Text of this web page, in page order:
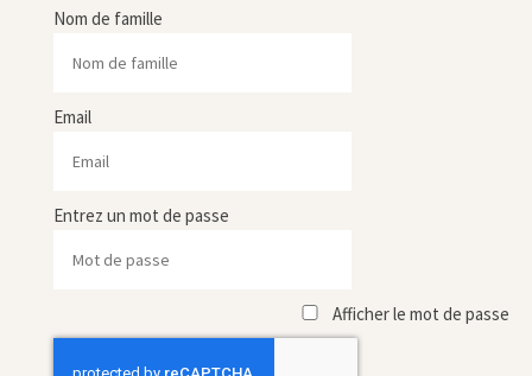
Nom de famille
Email
Entrez un mot de passe
Afficher le mot de passe